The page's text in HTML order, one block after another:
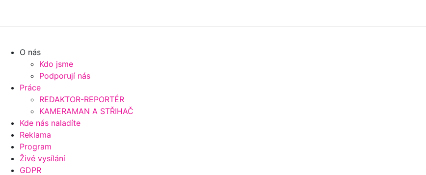
O nás
Kdo jsme
Podporují nás
Práce
REDAKTOR-REPORTÉR
KAMERAMAN A STŘIHAČ
Kde nás naladíte
Reklama
Program
Živé vysílání
GDPR